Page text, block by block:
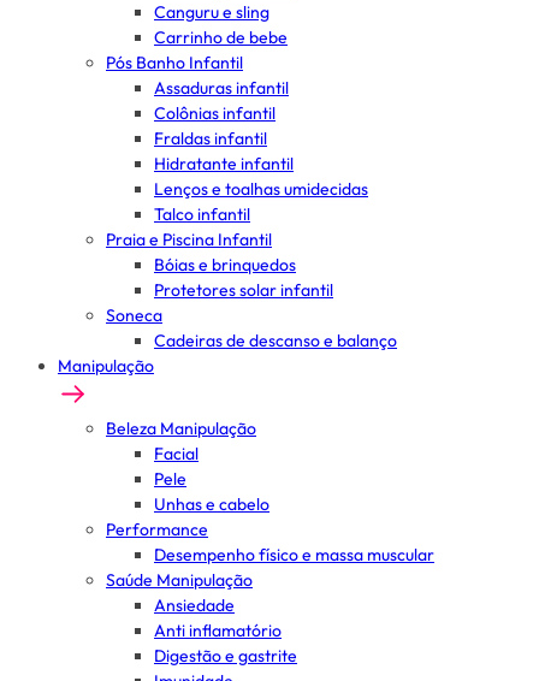
Canguru e sling
Carrinho de bebe
Pós Banho Infantil
Assaduras infantil
Colônias infantil
Fraldas infantil
Hidratante infantil
Lenços e toalhas umidecidas
Talco infantil
Praia e Piscina Infantil
Bóias e brinquedos
Protetores solar infantil
Soneca
Cadeiras de descanso e balanço
Manipulação
Beleza Manipulação
Facial
Pele
Unhas e cabelo
Performance
Desempenho físico e massa muscular
Saúde Manipulação
Ansiedade
Anti inflamatório
Digestão e gastrite